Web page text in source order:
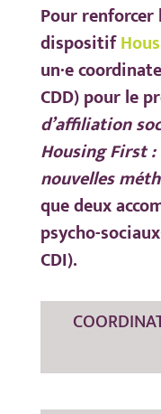
Pour
dispositif
un·e
CDD) pour le
d’affiliation
Housing First
nouvelles
que deux
psycho-
CDI).